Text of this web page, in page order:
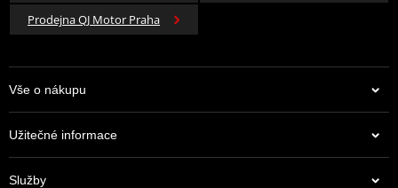
Prodejna QJ Motor Praha
Vše o nákupu
Užitečné informace
Služby